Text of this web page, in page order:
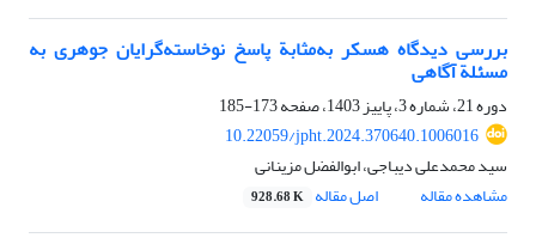
بررسی دیدگاه هسکر به‌مثابة پاسخ نوخاسته‌گرایان جوهری به
مسئلة آگاهی
دوره 21، شماره 3، پاییز 1403، صفحه
173-185
10.22059/jpht.2024.370640.1006016
سید محمدعلی دیباجی، ابوالفضل مزینانی
مشاهده مقاله
اصل مقاله 928.68 K